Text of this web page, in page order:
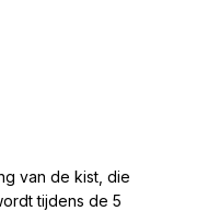
van de kist, die
tijdens de 5